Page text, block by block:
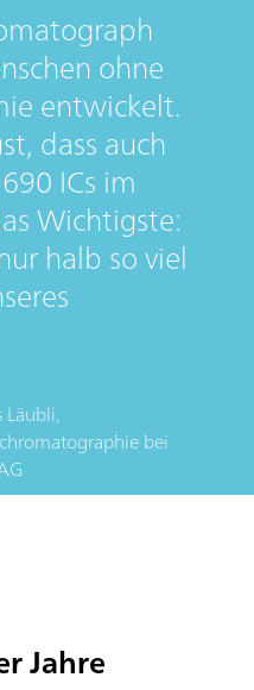
ohne
entwickelt.
dass auch
ICs im
Wichtigste:
halb so viel
Läubli,
bei
Jahre